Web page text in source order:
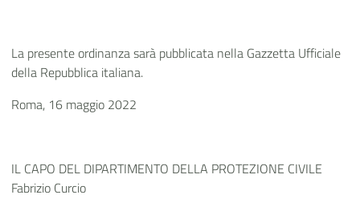
La presente ordinanza sarà pubblicata nella Gazzetta Ufficiale
della Repubblica italiana.
Roma, 16 maggio 2022
IL CAPO DEL DIPARTIMENTO DELLA PROTEZIONE CIVILE
Fabrizio Curcio